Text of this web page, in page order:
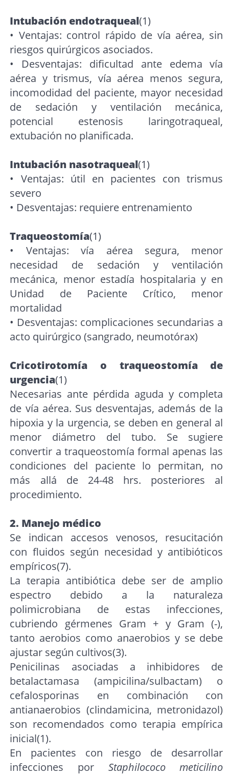
Intubación endotraqueal(1)
• Ventajas: control rápido de vía aérea, sin
riesgos quirúrgicos asociados.
• Desventajas: dificultad ante edema vía
aérea y trismus, vía aérea menos segura,
incomodidad del paciente, mayor necesidad
de sedación y ventilación mecánica,
potencial estenosis laringotraqueal,
extubación no planificada.
Intubación nasotraqueal(1)
• Ventajas: útil en pacientes con trismus
severo
• Desventajas: requiere entrenamiento
Traqueostomía(1)
• Ventajas: vía aérea segura, menor
necesidad de sedación y ventilación
mecánica, menor estadía hospitalaria y en
Unidad de Paciente Crítico, menor
mortalidad
• Desventajas: complicaciones secundarias a
acto quirúrgico (sangrado, neumotórax)
Cricotirotomía o traqueostomía de
urgencia(1)
Necesarias ante pérdida aguda y completa
de vía aérea. Sus desventajas, además de la
hipoxia y la urgencia, se deben en general al
menor diámetro del tubo. Se sugiere
convertir a traqueostomía formal apenas las
condiciones del paciente lo permitan, no
más allá de 24-48 hrs. posteriores al
procedimiento.
2. Manejo médico
Se indican accesos venosos, resucitación
con fluidos según necesidad y antibióticos
empíricos(7).
La terapia antibiótica debe ser de amplio
espectro debido a la naturaleza
polimicrobiana de estas infecciones,
cubriendo gérmenes Gram + y Gram (-),
tanto aerobios como anaerobios y se debe
ajustar según cultivos(3).
Penicilinas asociadas a inhibidores de
betalactamasa (ampicilina/sulbactam) o
cefalosporinas en combinación con
antianaerobios (clindamicina, metronidazol)
son recomendados como terapia empírica
inicial(1).
En pacientes con riesgo de desarrollar
infecciones por Staphilococo meticilino